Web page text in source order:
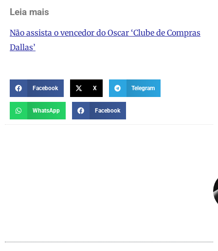
Leia mais
Não assista o vencedor do Oscar ‘Clube de Compras
Dallas’
Facebook X Telegram
WhatsApp Facebook